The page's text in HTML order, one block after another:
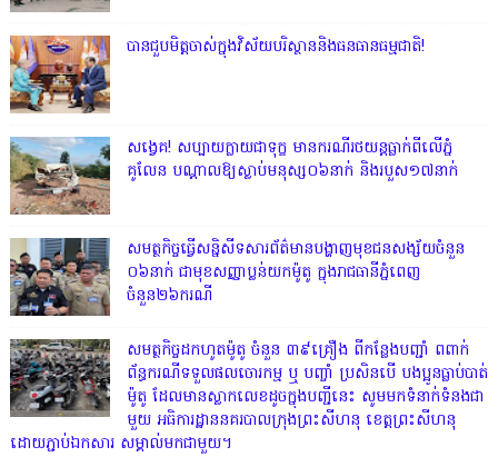
បានជួបមិត្តចាស់ក្នុងវិស័យបរិស្ថាននិងធនធានធម្មជាតិ!
សង្វេគ! សប្បាយក្លាយជាទុក្ខ មានករណីរថយន្តធ្លាក់ពីលើភ្នំ
គូលែន បណ្ដាលឱ្យស្លាប់មនុស្ស០៦នាក់ និងរបួស១៧នាក់
សមត្ថកិច្ចធ្វើសន្និសីទសារព័ត៌មានបង្ហាញមុខជនសង្ស័យចំនួន
០៦នាក់ ជាមុខសញ្ញាប្លន់យកម៉ូតូ ក្នុងរាជធានីភ្នំពេញ
ចំនួន២៦ករណី
សមត្ថកិច្ចដកហូតម៉ូតូ ចំនួន ៣៩គ្រឿង ពីកន្លែងបញ្ជាំ ពពាក់
ព័ន្ធករណីទទួលផលចោរកម្ម ឬ បញ្ចាំ ប្រសិនបើ បងប្អូនធ្លាប់បាត់
ម៉ូតូ ដែលមានស្លាកលេខដូចក្នុងបញ្ជីនេះ សូមមកទំនាក់ទំនងជា
មួយ អធិការដ្ឋាននគរបាលក្រុងព្រះសីហនុ ខេត្តព្រះសីហនុ
ដោយភ្ជាប់ឯកសារ សម្គាល់មកជាមួយ។